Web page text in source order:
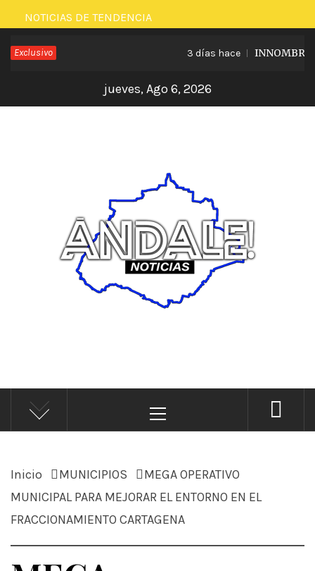
Saltar
al
contenido
NOTICIAS DE TENDENCIA
Exclusivo 3 días hace
jueves, Ago 6, 2026
ÁNDALE NOTICIAS
Noticias
principal
Inicio MUNICIPIOS
MEGA OPERATIVO
MUNICIPAL PARA MEJORAR EL ENTORNO EN EL
FRACCIONAMIENTO CARTAGENA